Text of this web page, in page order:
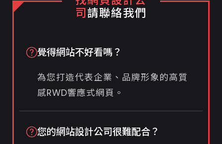
司請聯絡我們
覺得網站不好看嗎？
為您打造代表企業、品牌形象的高質
感RWD響應式網頁。
您的網站設計公司很難配合？